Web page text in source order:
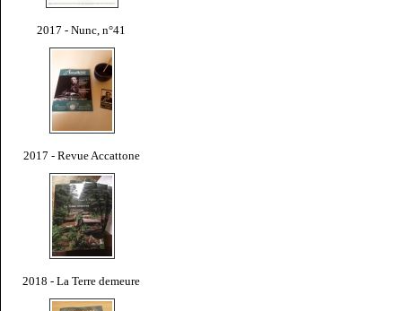
2017 - Nunc, n°41
2017 - Revue Accattone
2018 - La Terre demeure